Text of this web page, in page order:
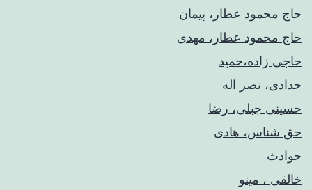
حاج محمود عطار، پیمان
حاج محمود عطار، مهدی
حاجی زاده،حمید
حدادی، نصر اله
حسینی جبلی، رضا
حق شناس، هادی
حوادث
خالقی ، مینو